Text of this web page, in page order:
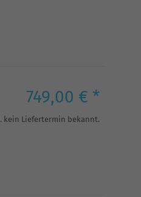
749,00 € *
. kein Liefertermin bekannt.